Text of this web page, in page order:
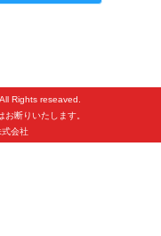
Rights reseaved.
断りいたします。
式会社